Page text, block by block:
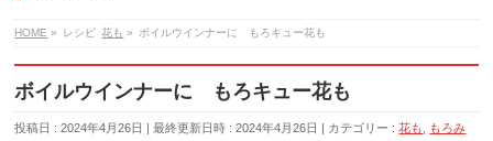
HOME » レシピ 花も » ボイルウインナーに もろキュー花も
ボイルウインナーに もろキュー花も
投稿日 : 2024年4月26日 最終更新日時 : 2024年4月26日 カテゴリー :花も もろみ